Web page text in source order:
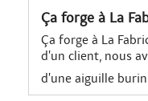
Ça forge à La
Ça forge à La
d’un client, nous
d’une aiguille